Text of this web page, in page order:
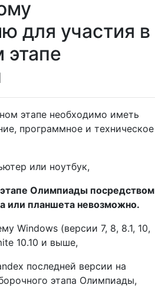
для участия в
этапе
этапе необходимо иметь
программное и техническое
или ноутбук,
Олимпиады посредством
или планшета невозможно.
Windows (версии 7, 8, 8.1, 10,
10.10 и выше,
последней версии на
этапа Олимпиады,